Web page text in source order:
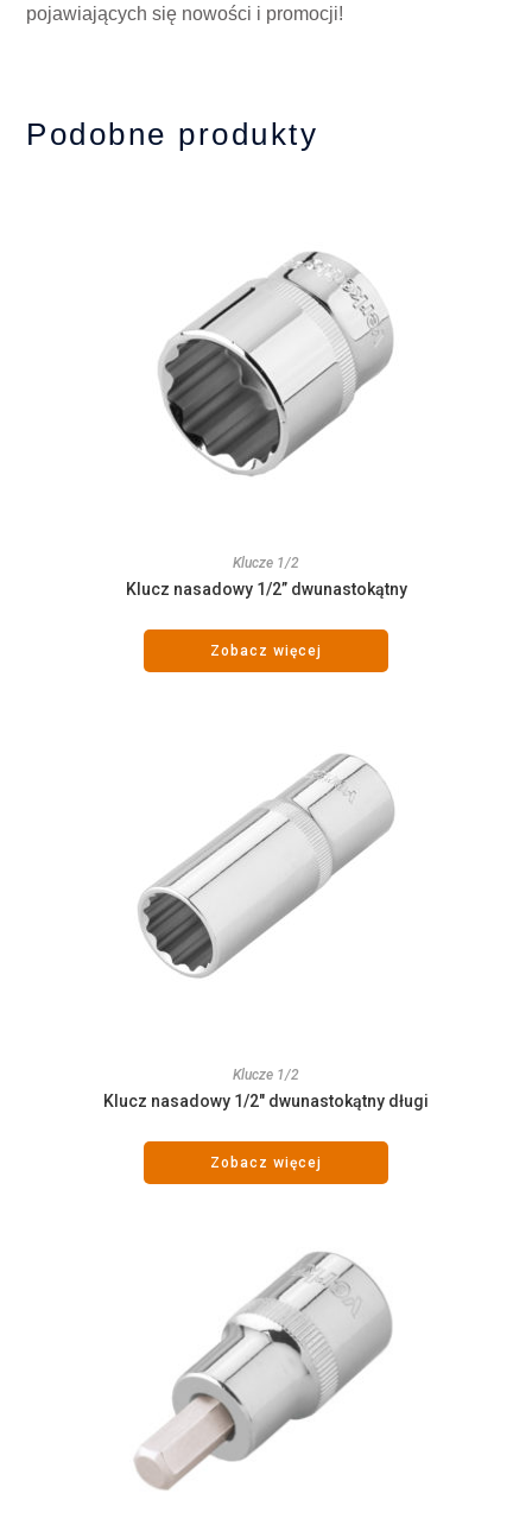
pojawiających się nowości i promocji!
Podobne produkty
Klucze 1/2
Klucz nasadowy 1/2” dwunastokątny
Zobacz więcej
Klucze 1/2
Klucz nasadowy 1/2″ dwunastokątny długi
Zobacz więcej